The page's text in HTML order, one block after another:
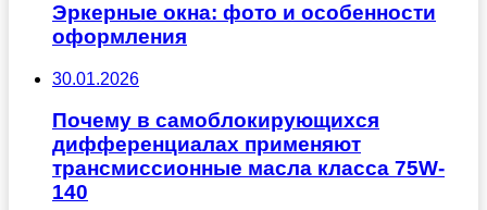
Эркерные окна: фото и особенности
оформления
30.01.2026
Почему в самоблокирующихся
дифференциалах применяют
трансмиссионные масла класса 75W-
140